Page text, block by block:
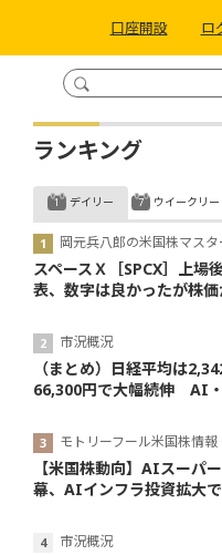
口座開設 ロ
ランキング
デイリー
岡元兵八郎の米国株マス
スペースＸ［SPCX］上場
表、数字は良かったが株
市況概況
（まとめ）日経平均は
66,300円で大幅続伸 AI
モトリーフール米国株情報
【米国株動向】AIスーパ
幕、AIインフラ投資拡大
市況概況
ウイークリー